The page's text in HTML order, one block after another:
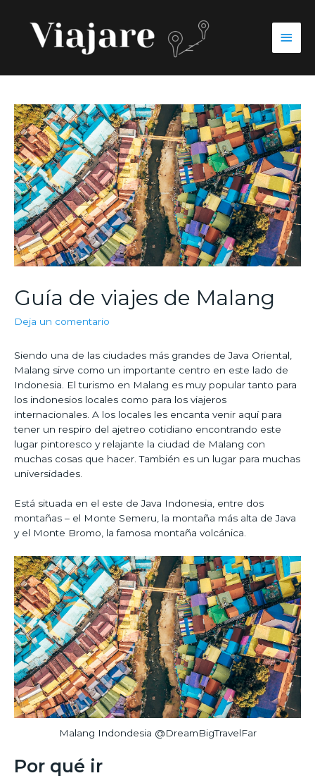
Guía de viajes de Malang
Deja un comentario
Siendo una de las ciudades más grandes de Java Oriental,
Malang sirve como un importante centro en este lado de
Indonesia. El turismo en Malang es muy popular tanto para
los indonesios locales como para los viajeros
internacionales. A los locales les encanta venir aquí para
tener un respiro del ajetreo cotidiano encontrando este
lugar pintoresco y relajante la ciudad de Malang con
muchas cosas que hacer. También es un lugar para muchas
universidades.
Está situada en el este de Java Indonesia, entre dos
montañas – el Monte Semeru, la montaña más alta de Java
y el Monte Bromo, la famosa montaña volcánica.
Malang Indondesia @DreamBigTravelFar
Por qué ir